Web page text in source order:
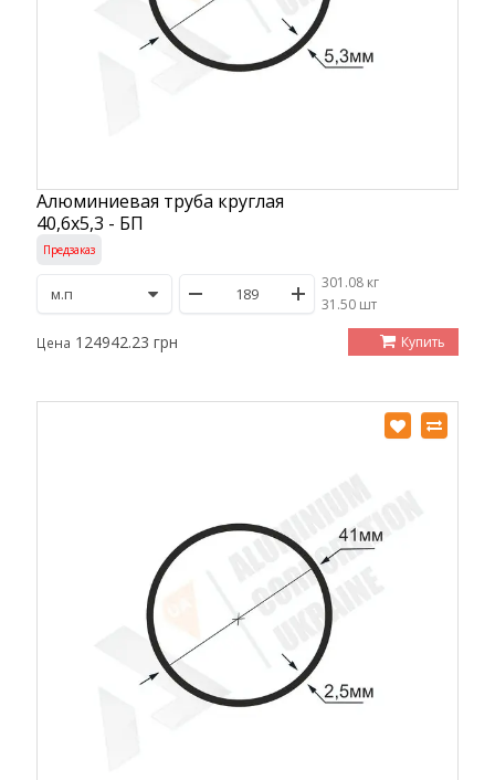
Алюминиевая труба круглая
40,6х5,3 - БП
Предзаказ
301.08 кг
/31.50 шт
Цена 124942.23 грн Купить